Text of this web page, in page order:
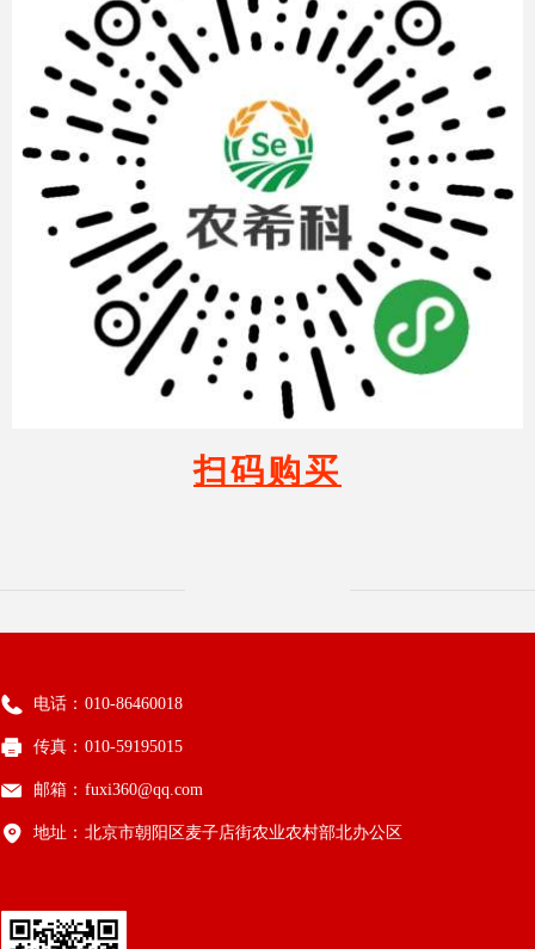
扫码购买
电话： 010-86460018
传真： 010-59195015
邮箱： fuxi360@qq.com
地址： 北京市朝阳区麦子店街农业农村部北办公区